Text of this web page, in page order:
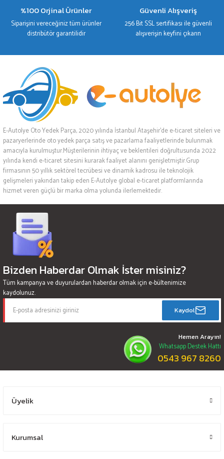
%100 Orjinal Ürünler
Siparişini vereceğiniz tüm ürünler
distribütör garantilidir
Güvenli Alışveriş
256 Bit SSL sertifikası ile güvenli
alışverişin keyfini çıkarın
E-Autolye Oto Yedek Parça, 2020 yılında İstanbul Ataşehir’de e-ticaret siteleri ve
pazaryerlerinde oto yedek parça satış ve pazarlama faaliyetlerinde bulunmak
amacıyla kurulmuştur.Müşterilerinin ihtiyaç ve beklentileri doğrultusunda 2022
yılında kendi e-ticaret sitesini kurarak faaliyet alanını genişletmiştir.Grup
firmasının 50 yıllık sektörel tecrübesi ve dinamik kadrosu ile teknolojik
gelişmeleri yakından takip eden E-Autolye global e-ticaret platformlarında
hizmet veren güçlü bir marka olma yolunda ilerlemektedir.
Bizden Haberdar Olmak İster misiniz?
Tüm kampanya ve duyurulardan haberdar olmak için e-bültenimize
kaydolunuz.
Kaydol
Hemen Arayın!
Whatsapp Destek Hattı
0543 967 8260
Üyelik
Kurumsal